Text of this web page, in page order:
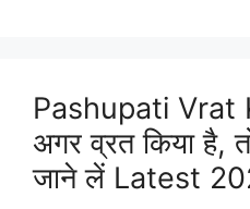
Pashupati Vrat
अगर व्रत किया है,
जाने लें Latest